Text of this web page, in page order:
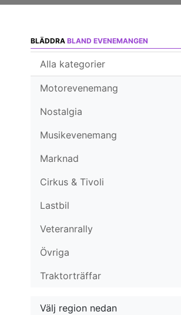
BLÄDDRA BLAND EVENEMANGEN
Alla kategorier
Motorevenemang
Nostalgia
Musikevenemang
Marknad
Cirkus & Tivoli
Lastbil
Veteranrally
Övriga
Traktorträffar
Välj region nedan